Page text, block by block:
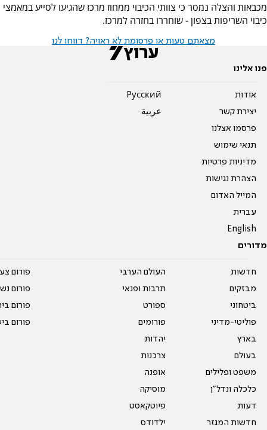
מכבאות והצלה נמסר כי צוותי הכיבוי ממחוז מרכז שהגיעו לסייע במאמצי
כיבוי השריפות בצפון - שוחררו בחזרה למרכז.
מצאתם טעות או פרסומת לא ראויה? דווחו לנו
פנו אלינו
אודות
יצירת קשר
פרסמו אצלנו
תנאי שימוש
מדיניות פרטיות
הצהרת נגישות
המייל האדום
עברית
English
Pусский
عربية
מדורים
חדשות
מבזקים
ביטחוני
פוליטי-מדיני
בארץ
בעולם
משפט ופלילים
כלכלה ונדל"ן
דעות
חדשות המגזר
העולם הערבי
תרבות ופנאי
ספורט
פורומים
יהדות
צרכנות
אופנה
מוסיקה
פיוטקאסט
ילדודס
פורום
פורום
פורום
פורום